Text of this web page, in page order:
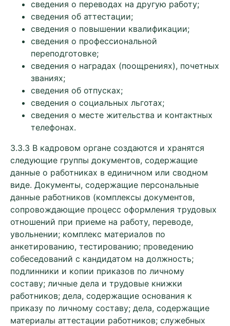
сведения о переводах на другую работу;
сведения об аттестации;
сведения о повышении квалификации;
сведения о профессиональной
переподготовке;
сведения о наградах (поощрениях), почетных
званиях;
сведения об отпусках;
сведения о социальных льготах;
сведения о месте жительства и контактных
телефонах.
3.3.3 В кадровом органе создаются и хранятся
следующие группы документов, содержащие
данные о работниках в единичном или сводном
виде. Документы, содержащие персональные
данные работников (комплексы документов,
сопровождающие процесс оформления трудовых
отношений при приеме на работу, переводе,
увольнении; комплекс материалов по
анкетированию, тестированию; проведению
собеседований с кандидатом на должность;
подлинники и копии приказов по личному
составу; личные дела и трудовые книжки
работников; дела, содержащие основания к
приказу по личному составу; дела, содержащие
материалы аттестации работников; служебных